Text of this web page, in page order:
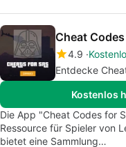
Cheat
4.9
Entdecke
Kostenlos
Die App "Cheat Codes for
Ressource für Spieler von
bietet eine Sammlung…